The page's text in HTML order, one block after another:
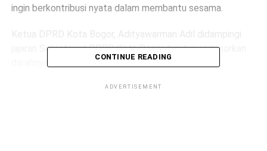
ingin berkontribusi nyata dalam membantu sesama.
​Ketua DPRD Kota Bogor, Adityawarman Adil didampingi
jajaran Sekretariat DPRD Kota Bogor turut mendonorkan
CONTINUE READING
ADVERTISEMENT